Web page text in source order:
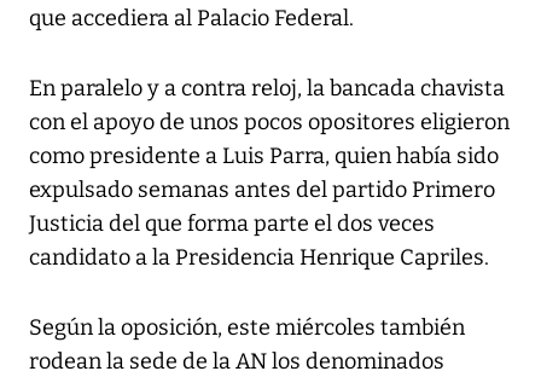
que accediera al Palacio Federal.
En paralelo y a contra reloj, la bancada chavista
con el apoyo de unos pocos opositores eligieron
como presidente a Luis Parra, quien había sido
expulsado semanas antes del partido Primero
Justicia del que forma parte el dos veces
candidato a la Presidencia Henrique Capriles.
Según la oposición, este miércoles también
rodean la sede de la AN los denominados